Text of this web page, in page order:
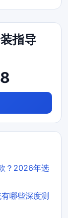
指导
？2026年选
哪些深度测